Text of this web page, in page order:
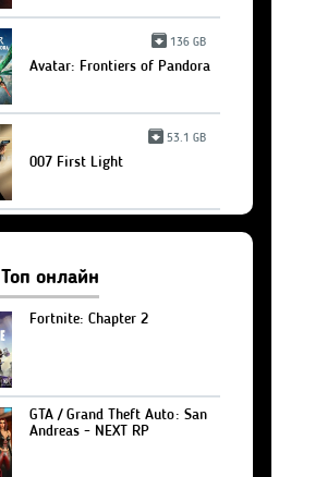
136 GB
Avatar: Frontiers of Pandora
53.1 GB
007 First Light
Топ онлайн
Fortnite: Chapter 2
GTA / Grand Theft Auto: San
Andreas - NEXT RP